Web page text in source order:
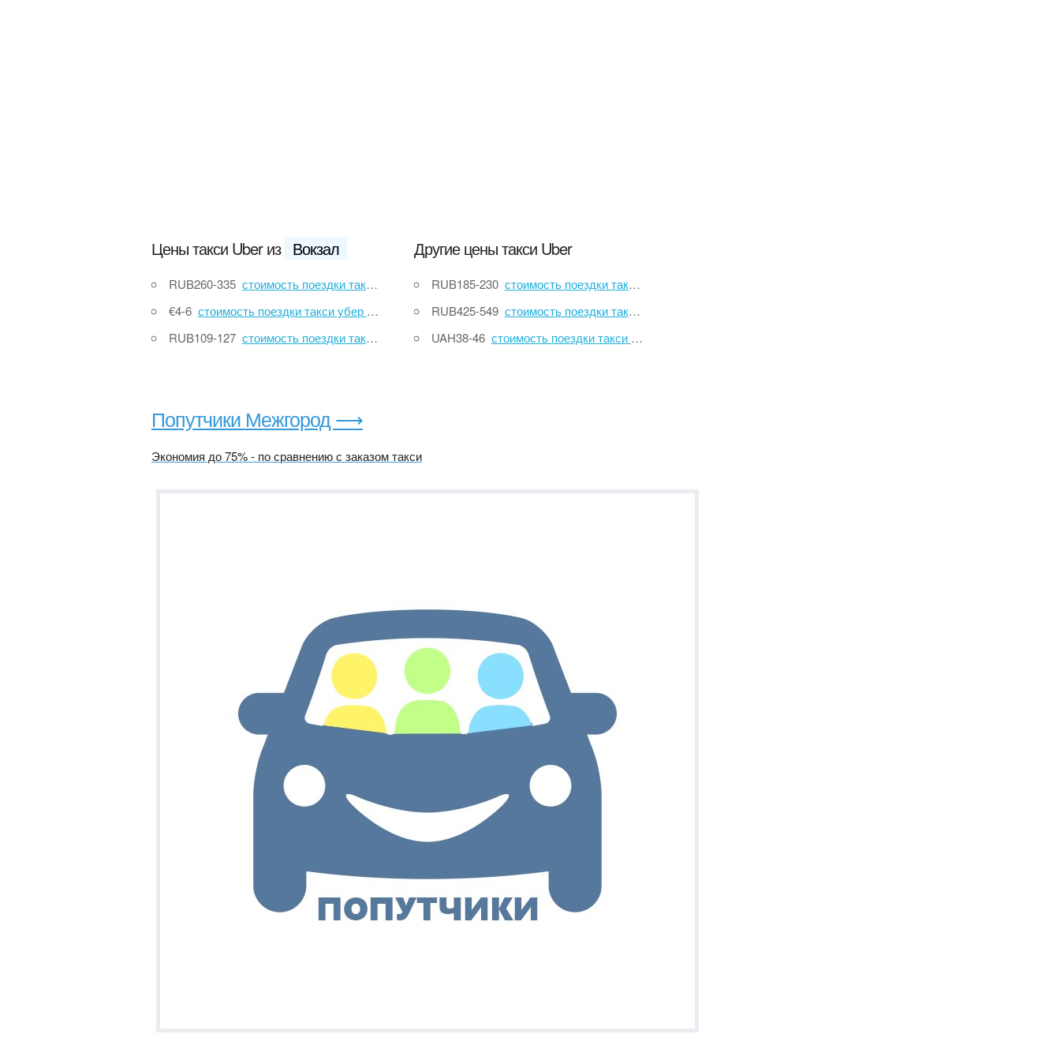
Цены такси Uber из Вокзал
RUB260-335 стоимость поездки такси убер Вокзал до 2
€4-6 стоимость поездки такси убер Вокзал до IKEA
RUB109-127 стоимость поездки такси убер Вокзал до Центральная улица (п Боровой)
Другие цены такси Uber
RUB185-230 стоимость поездки такси Uber Дубровский до Старокачаловская улица
RUB425-549 стоимость поездки такси Uber посёлок 1 Мая до Педагогический университет
UAH38-46 стоимость поездки такси Uber провулок Сливовий до провулок Рубанівський
Попутчики Межгород ⟶
Экономия до 75% - по сравнению с заказом такси